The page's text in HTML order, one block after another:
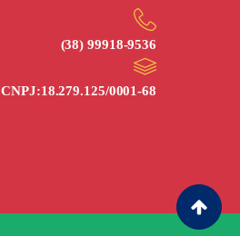
(38) 99918‑9536
CNPJ:18.279.125/0001-68